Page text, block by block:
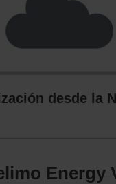
desde la
Energy